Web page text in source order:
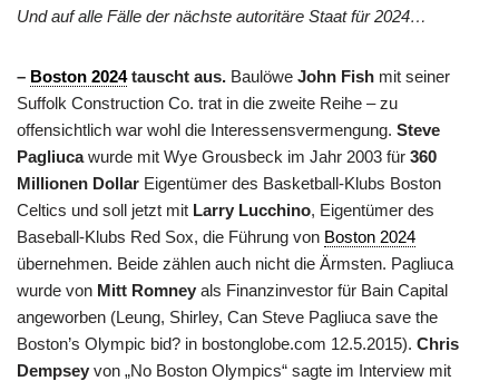
Und auf alle Fälle der nächste autoritäre Staat für 2024…
– Boston 2024tauscht aus. Baulöwe John Fish mit seiner
Suffolk Construction Co. trat in die zweite Reihe – zu
offensichtlich war wohl die Interessensvermengung. Steve
Pagliucawurde mit Wye Grousbeck im Jahr 2003 für 360
Millionen Dollar Eigentümer des Basketball-Klubs Boston
Celtics und soll jetzt mit Larry Lucchino, Eigentümer des
Baseball-Klubs Red Sox, die Führung von Boston 2024
übernehmen. Beide zählen auch nicht die Ärmsten. Pagliuca
wurde von Mitt Romney als Finanzinvestor für Bain Capital
angeworben (Leung, Shirley, Can Steve Pagliuca save the
Boston’s Olympic bid? in bostonglobe.com 12.5.2015). Chris
Dempsey von „No Boston Olympics“ sagte im Interview mit